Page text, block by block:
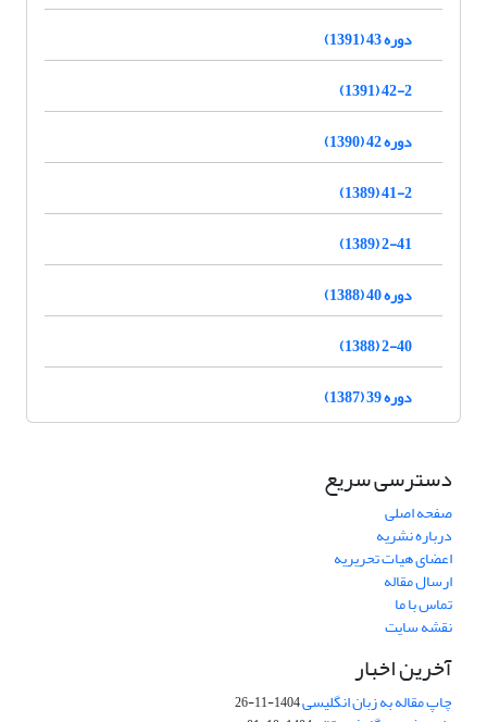
دوره 43 (1391)
42-2 (1391)
دوره 42 (1390)
41-2 (1389)
2-41 (1389)
دوره 40 (1388)
2-40 (1388)
دوره 39 (1387)
دسترسی سریع
صفحه اصلی
درباره نشریه
اعضای هیات تحریریه
ارسال مقاله
تماس با ما
نقشه سایت
آخرین اخبار
چاپ مقاله به زبان انگلیسی1404-11-26